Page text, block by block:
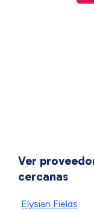
Ver
cercanas
Elysian Fields